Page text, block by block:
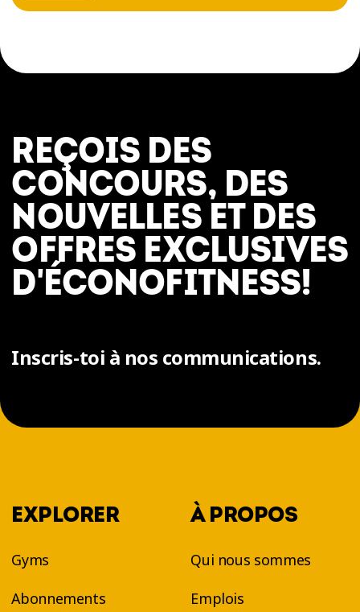
REÇOIS DES
CONCOURS, DES
NOUVELLES ET DES
OFFRES EXCLUSIVES
D'ÉCONOFITNESS!
Inscris-toi à nos communications.
EXPLORER
Gyms
Abonnements
À PROPOS
Qui nous sommes
Emplois